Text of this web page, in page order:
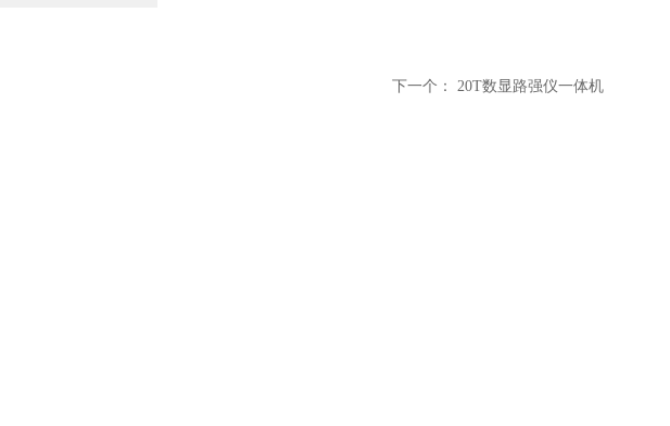
下一个： 20T数显路强仪一体机